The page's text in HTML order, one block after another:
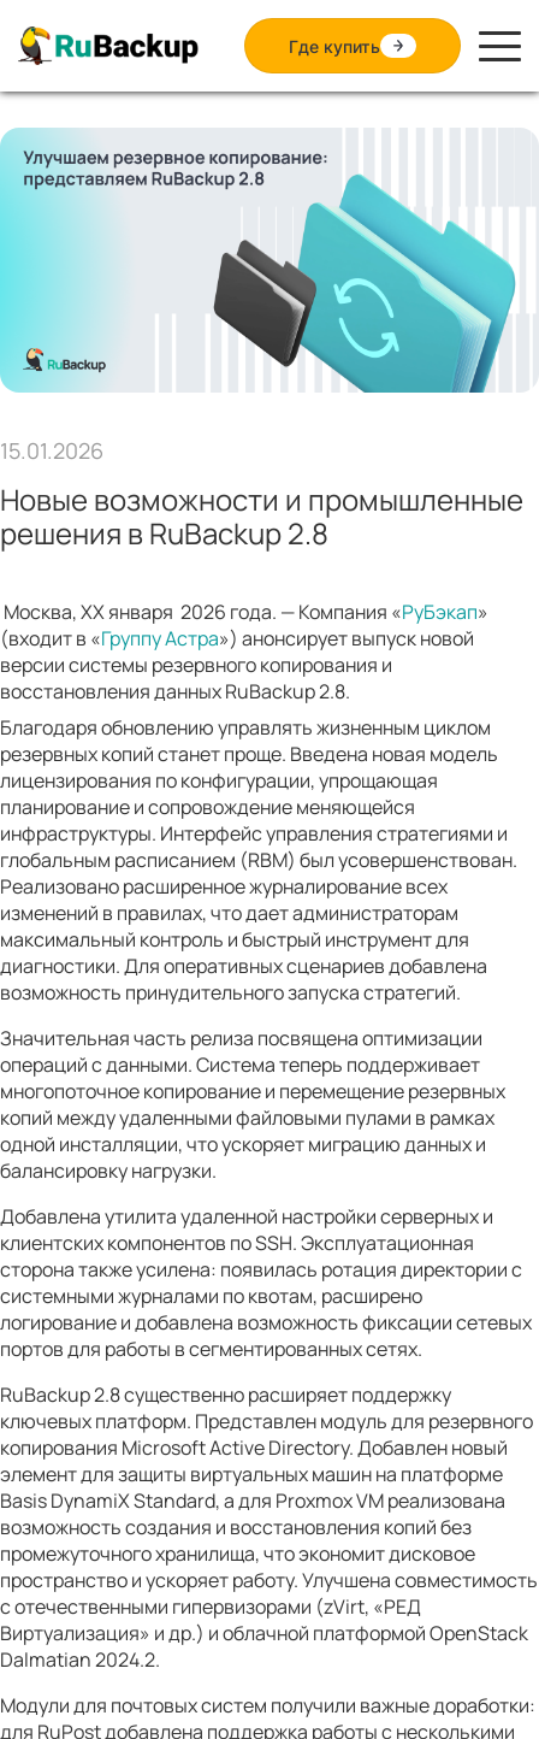
Где купить
15.01.2026
Новые возможности и промышленные
решения в RuBackup 2.8
Москва, ХХ января 2026 года. — Компания «РуБэкап»
(входит в «Группу Астра») анонсирует выпуск новой
версии системы резервного копирования и
восстановления данных RuBackup 2.8.
Благодаря обновлению управлять жизненным циклом
резервных копий станет проще. Введена новая модель
лицензирования по конфигурации, упрощающая
планирование и сопровождение меняющейся
инфраструктуры. Интерфейс управления стратегиями и
глобальным расписанием (RBM) был усовершенствован.
Реализовано расширенное журналирование всех
изменений в правилах, что дает администраторам
максимальный контроль и быстрый инструмент для
диагностики. Для оперативных сценариев добавлена
возможность принудительного запуска стратегий.
Значительная часть релиза посвящена оптимизации
операций с данными. Система теперь поддерживает
многопоточное копирование и перемещение резервных
копий между удаленными файловыми пулами в рамках
одной инсталляции, что ускоряет миграцию данных и
балансировку нагрузки.
Добавлена утилита удаленной настройки серверных и
клиентских компонентов по SSH. Эксплуатационная
сторона также усилена: появилась ротация директории с
системными журналами по квотам, расширено
логирование и добавлена возможность фиксации сетевых
портов для работы в сегментированных сетях.
RuBackup 2.8 существенно расширяет поддержку
ключевых платформ. Представлен модуль для резервного
копирования Microsoft Active Directory. Добавлен новый
элемент для защиты виртуальных машин на платформе
Basis DynamiX Standard, а для Proxmox VM реализована
возможность создания и восстановления копий без
промежуточного хранилища, что экономит дисковое
пространство и ускоряет работу. Улучшена совместимость
с отечественными гипервизорами (zVirt, «РЕД
Виртуализация» и др.) и облачной платформой OpenStack
Dalmatian 2024.2.
Модули для почтовых систем получили важные доработки:
для RuPost добавлена поддержка работы с несколькими